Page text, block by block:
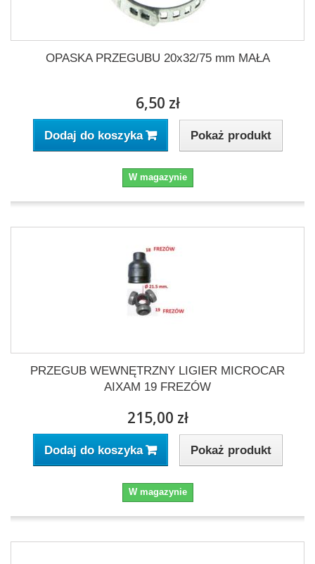
OPASKA PRZEGUBU 20x32/75 mm MAŁA
6,50 zł
Dodaj do koszyka Pokaż produkt
W magazynie
PRZEGUB WEWNĘTRZNY LIGIER MICROCAR
AIXAM 19 FREZÓW
215,00 zł
Dodaj do koszyka Pokaż produkt
W magazynie